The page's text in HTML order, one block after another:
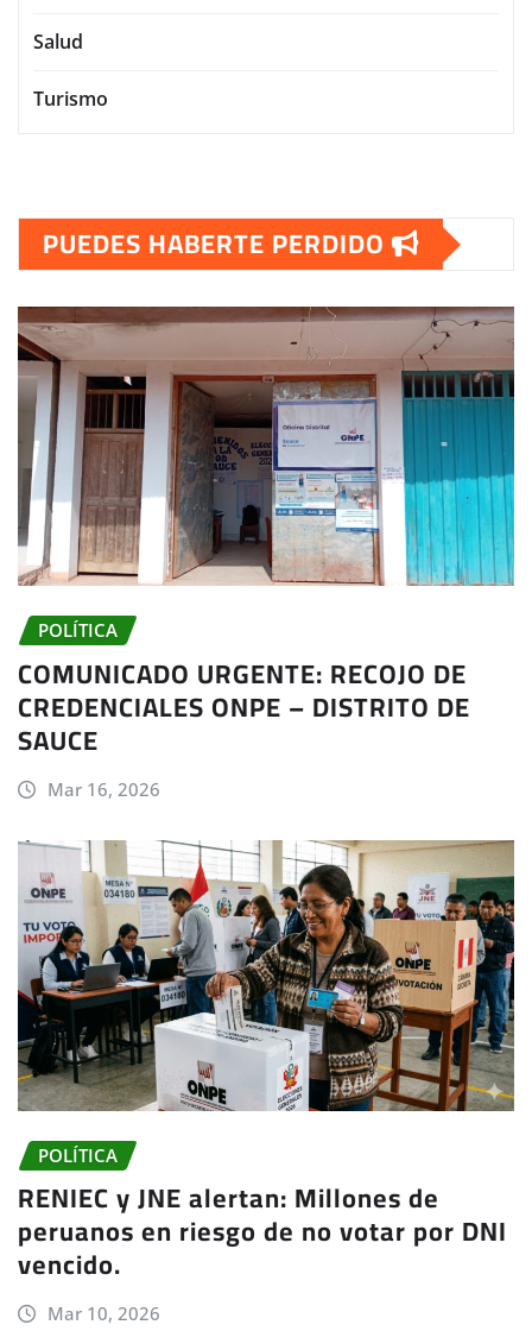
Salud
Turismo
PUEDES HABERTE PERDIDO
POLÍTICA
COMUNICADO URGENTE: RECOJO DE
CREDENCIALES ONPE – DISTRITO DE
SAUCE
Mar 16, 2026
POLÍTICA
RENIEC y JNE alertan: Millones de
peruanos en riesgo de no votar por DNI
vencido.
Mar 10, 2026